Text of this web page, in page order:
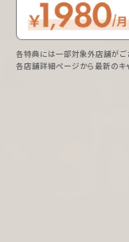
各特典には一部対象外店舗がご
各店舗詳細ページから最新のキ